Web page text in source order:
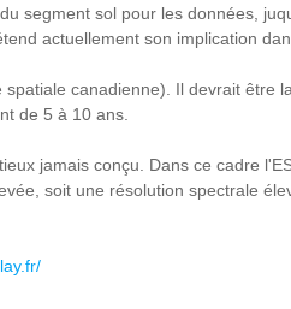
segment sol pour les données,
actuellement son implication
spatiale canadienne). Il devrait
de 5 à 10 ans.
jamais conçu. Dans ce cadre
soit une résolution spectrale